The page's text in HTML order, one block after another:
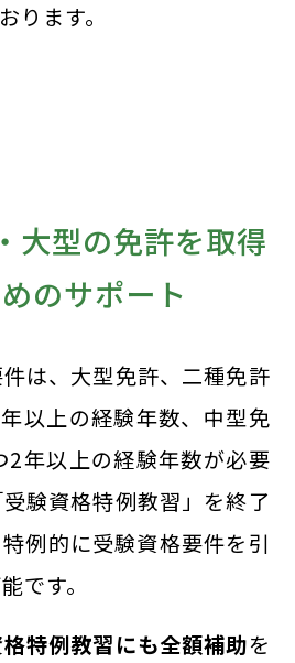
ります。
大型の免許を取得
のサポート
は、大型免許、二種免許
以上の経験年数、中型免
2年以上の経験年数が必要
験資格特例教習」を終了
例的に受験資格要件を引
です。
特例教習にも全額補助を